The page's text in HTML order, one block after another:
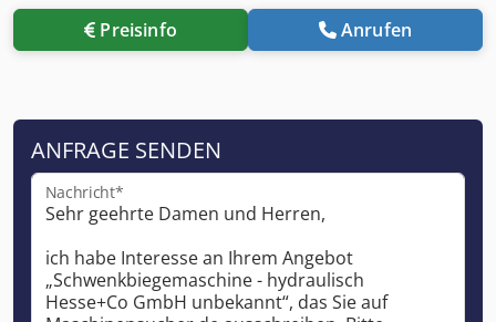
Preisinfo Anrufen
ANFRAGE SENDEN
Nachricht*